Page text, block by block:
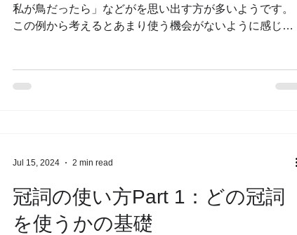
私が鳥だったら」などがを思い出す方が多いようです。
この例から考えるとあまり使う機会がないように感じる
冠詞の使い方Part 1：どの冠詞
を使うかの基礎
Jul 15, 2024 2 min read